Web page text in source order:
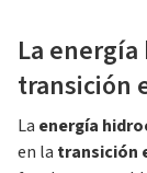
La
transición
La energía
en la transición